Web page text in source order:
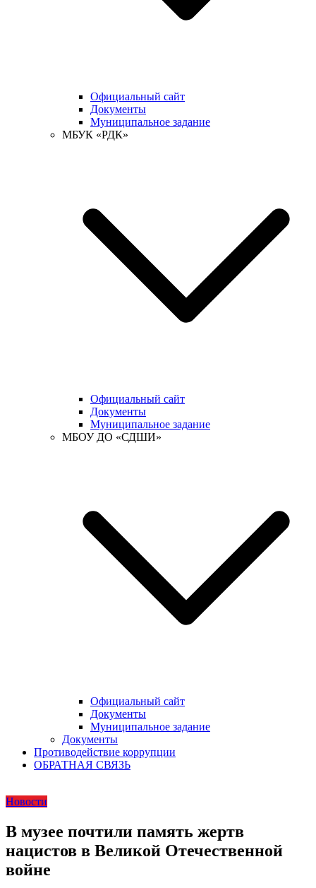
Официальный сайт
Документы
Муниципальное задание
МБУК «РДК»
Официальный сайт
Документы
Муниципальное задание
МБОУ ДО «СДШИ»
Официальный сайт
Документы
Муниципальное задание
Документы
Противодействие коррупции
ОБРАТНАЯ СВЯЗЬ
Новости
В музее почтили память жертв
нацистов в Великой Отечественной
войне